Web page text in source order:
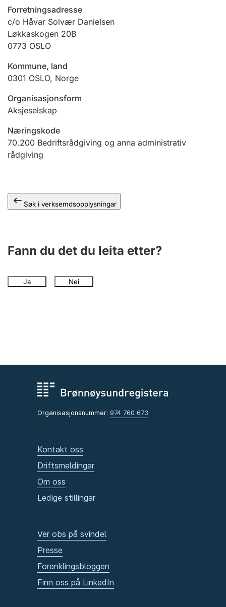
Jeger
Betaling og jegeravgiftskort
Ektepaktrettleiaren
Forretningsadresse
c/o Håvar Solvær Danielsen
Løkkaskogen 20B
0773 OSLO
Kommune, land
0301 OSLO, Norge
Organisasjonsform
Aksjeselskap
Næringskode
70.200 Bedriftsrådgiving og anna administrativ
rådgiving
Søk i verksemdsopplysningar
Fann du det du leita etter?
Ja Nei
Organisasjonsnummer: 974 760 673
Kontakt oss
Driftsmeldingar
Om oss
Ledige stillingar
Ver obs på svindel
Presse
Forenklingsbloggen
Finn oss på LinkedIn